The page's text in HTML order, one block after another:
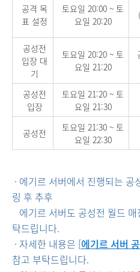
공격 목
표 설정
토요일 20:00 ~ 토
요일 20:20
공성전
입장 대
기
토요일 20:20 ~ 토
요일 21:20
공성전
입장
토요일 21:20 ~ 토
요일 21:30
공성전
토요일 21:30 ~ 토
요일 22:30
· 에기르 서버에서 진행되는 공
링 후 추후
에기르 서버도 공성전 월드
탁드립니다.
· 자세한 내용은 [에기르 서버
참고 부탁드립니다.